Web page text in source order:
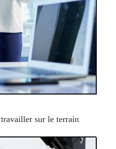
sur le terrain